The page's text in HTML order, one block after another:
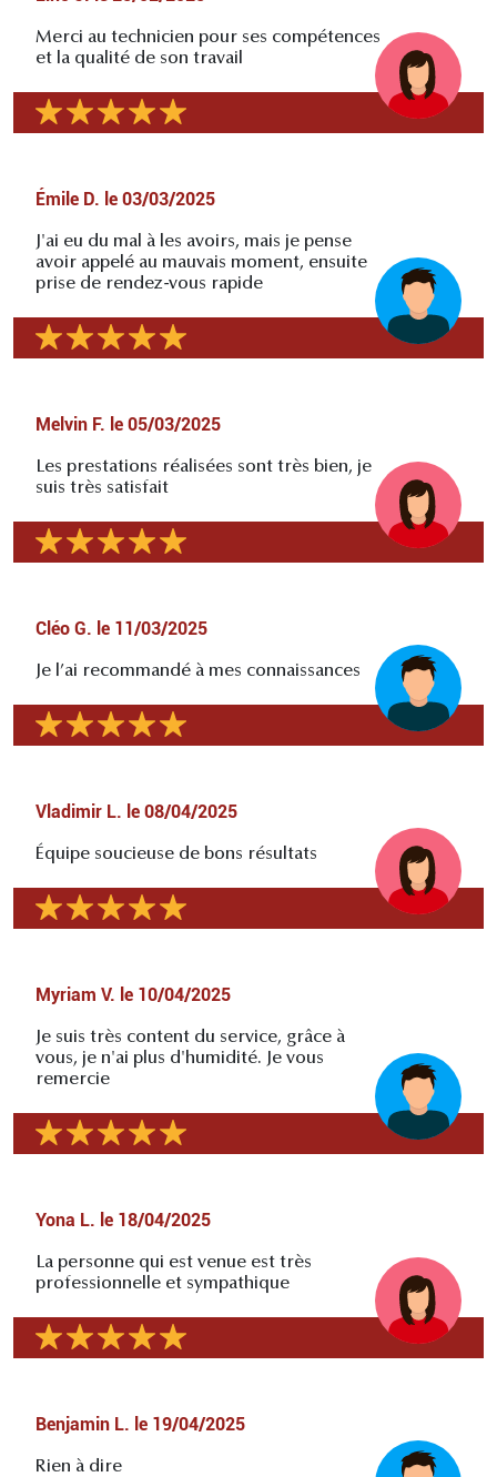
Merci au technicien pour ses compétences
et la qualité de son travail
Émile D. le 03/03/2025
J'ai eu du mal à les avoirs, mais je pense
avoir appelé au mauvais moment, ensuite
prise de rendez-vous rapide
Melvin F. le 05/03/2025
Les prestations réalisées sont très bien, je
suis très satisfait
Cléo G. le 11/03/2025
Je l’ai recommandé à mes connaissances
Vladimir L. le 08/04/2025
Équipe soucieuse de bons résultats
Myriam V. le 10/04/2025
Je suis très content du service, grâce à
vous, je n'ai plus d'humidité. Je vous
remercie
Yona L. le 18/04/2025
La personne qui est venue est très
professionnelle et sympathique
Benjamin L. le 19/04/2025
Rien à dire